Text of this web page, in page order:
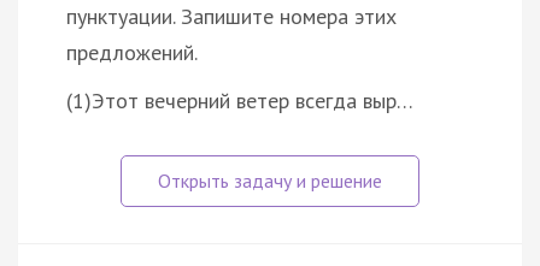
пунктуации. Запишите номера этих
предложений.
(1)Этот вечерний ветер всегда выр…